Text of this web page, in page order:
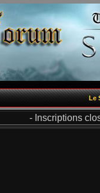
Le
- Inscriptions